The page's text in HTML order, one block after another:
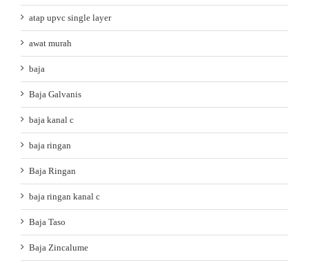
atap upvc single layer
awat murah
baja
Baja Galvanis
baja kanal c
baja ringan
Baja Ringan
baja ringan kanal c
Baja Taso
Baja Zincalume